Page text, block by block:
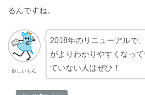
るんですね。
欲しいもん
2018年のリニューアルで
がよりわかりやすくなっ
ていない人はぜひ！